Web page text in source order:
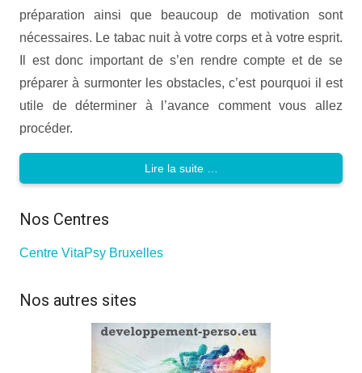
préparation ainsi que beaucoup de motivation sont
nécessaires. Le tabac nuit à votre corps et à votre esprit.
Il est donc important de s’en rendre compte et de se
préparer à surmonter les obstacles, c’est pourquoi il est
utile de déterminer à l’avance comment vous allez
procéder.
Lire la suite …
Nos Centres
Centre VitaPsy Bruxelles
Nos autres sites